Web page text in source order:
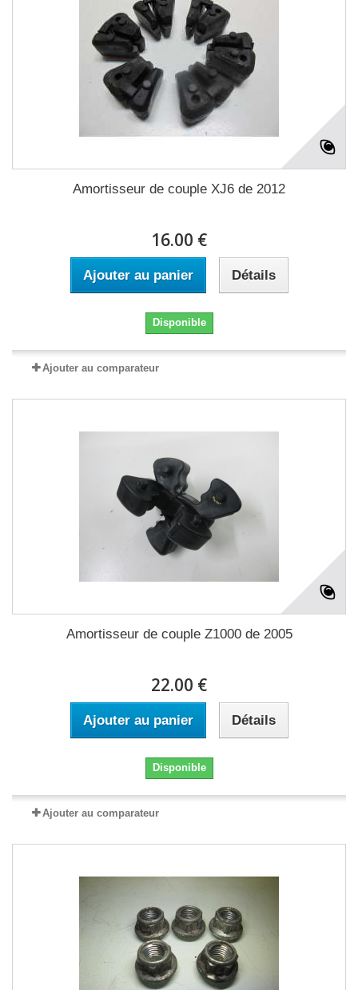
Amortisseur de couple XJ6 de 2012
16.00 €
Ajouter au panier Détails
Disponible
Ajouter au comparateur
Amortisseur de couple Z1000 de 2005
22.00 €
Ajouter au panier Détails
Disponible
Ajouter au comparateur